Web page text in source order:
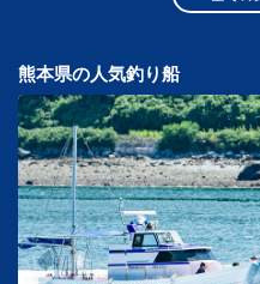
熊本県の人気釣り船